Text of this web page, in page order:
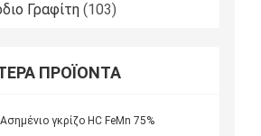
Γραφίτη (103)
ΠΡΟΪΌΝΤΑ
Ασημένιο γκρίζο HC FeMn 75%